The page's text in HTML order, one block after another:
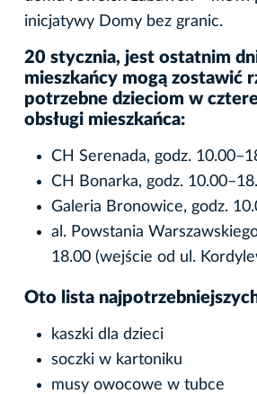
inicjatywy Domy bez granic.
20 stycznia, jest ostatnim
mieszkańcy mogą zostawić
potrzebne dzieciom w
obsługi mieszkańca:
CH Serenada, godz.
CH Bonarka, godz.
Galeria Bronowice, godz.
al. Powstania
18.00 (wejście od ul.
Oto lista
kaszki dla dzieci
soczki w kartoniku
musy owocowe w tubce